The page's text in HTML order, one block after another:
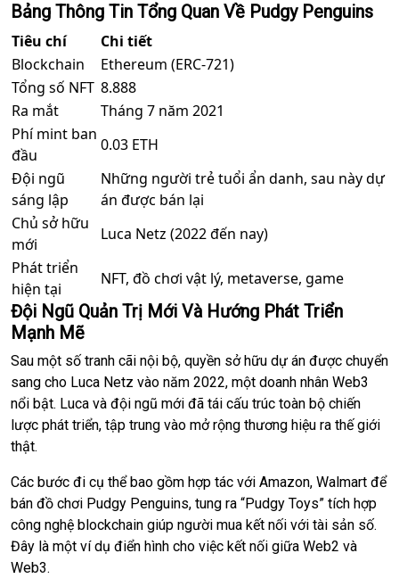
Bảng Thông Tin Tổng Quan Về Pudgy Penguins
Tiêu chí
Chi tiết
Blockchain
Ethereum (ERC-721)
Tổng số NFT 8.888
Ra mắt
Tháng 7 năm 2021
Phí mint ban
đầu
0.03 ETH
Đội ngũ
sáng lập
Những người trẻ tuổi ẩn danh, sau này dự
án được bán lại
Chủ sở hữu
mới
Luca Netz (2022 đến nay)
Phát triển
hiện tại
NFT, đồ chơi vật lý, metaverse, game
Đội Ngũ Quản Trị Mới Và Hướng Phát Triển
Mạnh Mẽ
Sau một số tranh cãi nội bộ, quyền sở hữu dự án được chuyển
sang cho Luca Netz vào năm 2022, một doanh nhân Web3
nổi bật. Luca và đội ngũ mới đã tái cấu trúc toàn bộ chiến
lược phát triển, tập trung vào mở rộng thương hiệu ra thế giới
thật.
Các bước đi cụ thể bao gồm hợp tác với Amazon, Walmart để
bán đồ chơi Pudgy Penguins, tung ra “Pudgy Toys” tích hợp
công nghệ blockchain giúp người mua kết nối với tài sản số.
Đây là một ví dụ điển hình cho việc kết nối giữa Web2 và
Web3.